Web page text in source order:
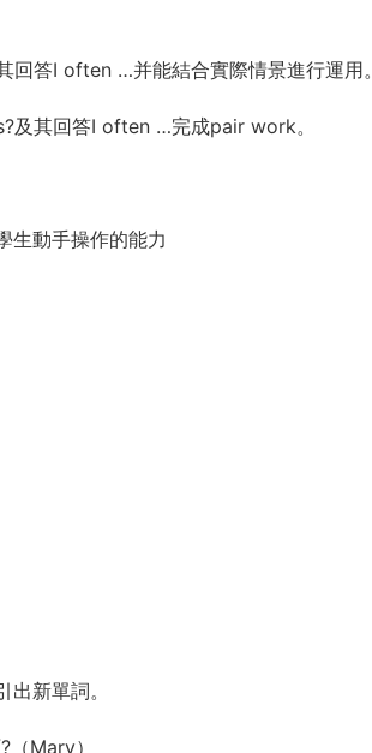
答I often …并能結合實際情景進行運用。
其回答I often …完成pair work。
生動手操作的能力
新單詞。
Mary）